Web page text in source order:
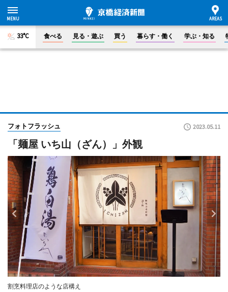
33°C 食べる 見る・遊ぶ 買う 暮らす・働く 学ぶ・知る
フォトフラッシュ 2023.05.11
「麺屋 いち山（ざん）」外観
割烹料理店のような店構え